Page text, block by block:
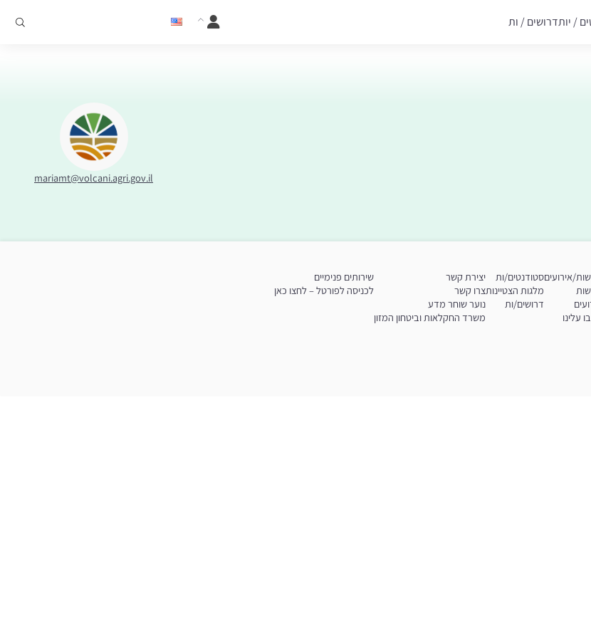
/ יותדרושים / ות
mariamt@volcani.agri.gov.il
אירועים
עלינו
סטודנטים/ות
מלגות הצטיינות
דרושים/ות
יצירת קשר
צרו קשר
נוער שוחר מדע
משרד החקלאות וביטחון המזון
שירותים פנימיים
לכניסה לפורטל – לחצו כאן